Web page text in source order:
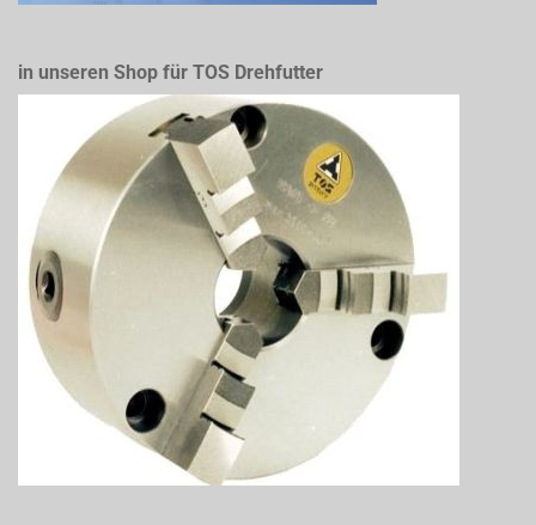
in unseren Shop für TOS Drehfutter